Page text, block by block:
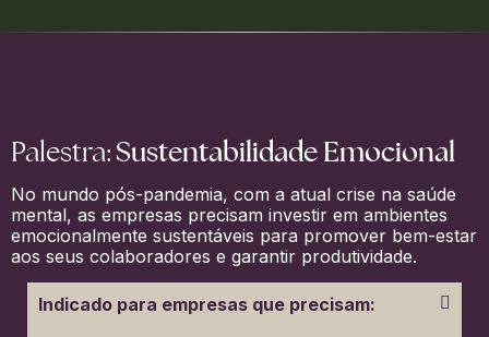
Palestra:Sustentabilidade Emocional
No mundo pós-pandemia, com a atual crise na saúde
mental, as empresas precisam investir em ambientes
emocionalmente sustentáveis para promover bem-estar
aos seus colaboradores e garantir produtividade.
Indicado para empresas que precisam: